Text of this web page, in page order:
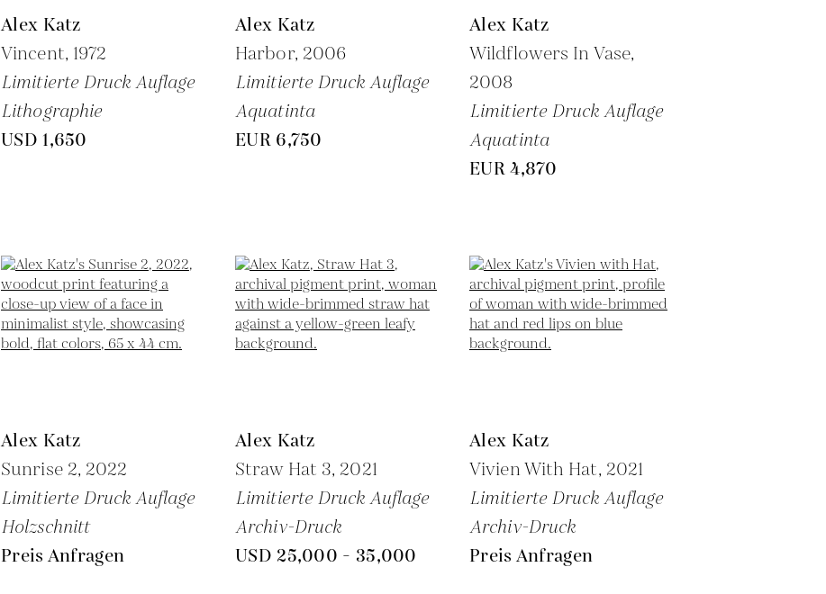
Alex Katz
Vincent, 1972
Limitierte Druck Auflage
Lithographie
USD 1,650
Alex Katz
Harbor, 2006
Limitierte Druck Auflage
Aquatinta
EUR 6,750
Alex Katz
Wildflowers In Vase,
2008
Limitierte Druck Auflage
Aquatinta
EUR 4,870
Alex Katz
Sunrise 2, 2022
Limitierte Druck Auflage
Holzschnitt
Preis Anfragen
Alex Katz
Straw Hat 3, 2021
Limitierte Druck Auflage
Archiv-Druck
USD 25,000 - 35,000
Alex Katz
Vivien With Hat, 2021
Limitierte Druck Auflage
Archiv-Druck
Preis Anfragen